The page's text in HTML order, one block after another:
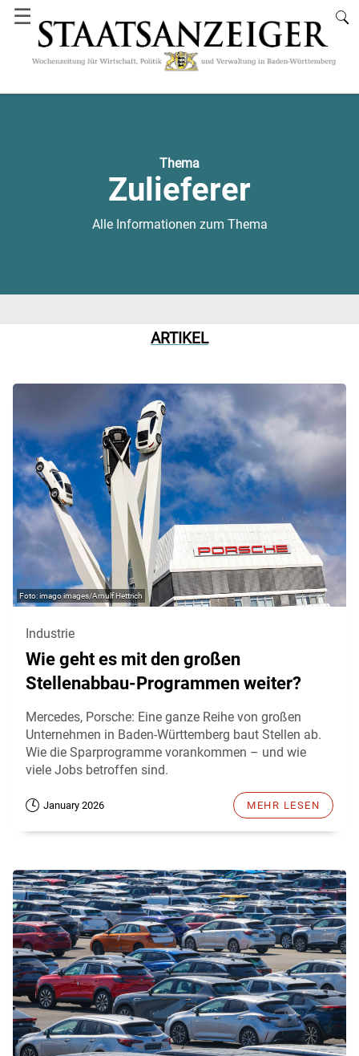
☰
Thema
Zulieferer
Alle Informationen zum Thema
ARTIKEL
imago images/Arnulf Hettrich
Industrie
Wie geht es mit den großen
Stellenabbau-Programmen weiter?
Mercedes, Porsche: Eine ganze Reihe von großen
Unternehmen in Baden-Württemberg baut Stellen ab.
Wie die Sparprogramme vorankommen – und wie
viele Jobs betroffen sind.
January 2026 MEHR LESEN